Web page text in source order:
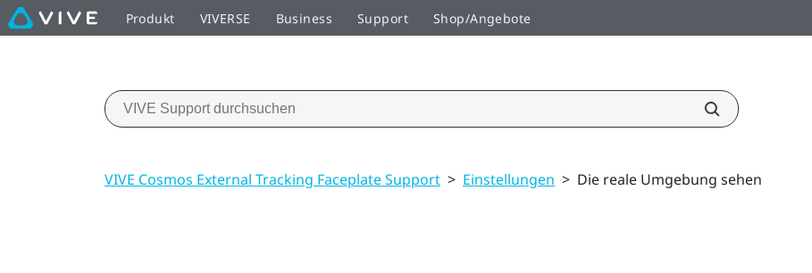
Produkt VIVERSE Business Support Shop/Angebote
VIVE Cosmos External Tracking Faceplate Support > Einstellungen > Die reale Umgebung sehen